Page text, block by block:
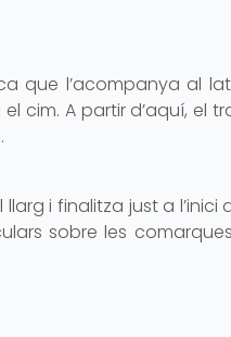
que l’acompanya al
cim. A partir d’aquí, el
i finalitza just a l’inici
sobre les